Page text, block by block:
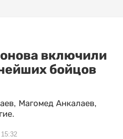
включили
бойцов
Магомед Анкалаев,